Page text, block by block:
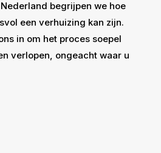
begrijpen we hoe
een verhuizing kan zijn.
in om het proces soepel
verlopen, ongeacht waar u